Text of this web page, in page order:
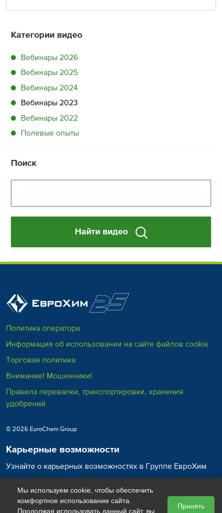
Категории видео
Вебинары 2026
Вебинары 2025
Вебинары 2024
Вебинары 2023
Вебинары 2022
Полевые опыты
Поиск
Найти видео
Политика оператора
Информация об использовании на сайте файлов cookie
Торговая политика
Внимание! Мошенники!
Правила перевалки, транспортировки, хранения
удобрений
© 2026 EuroChem Group
Карьерные возможности
Узнайте о карьерных возможностях в Группе ЕвроХим
Карьера в ЕвроХим
Мы используем cookie, чтобы обеспечить
комфортное использование сайта.
Продолжая использовать данный сайт, вы
Принять